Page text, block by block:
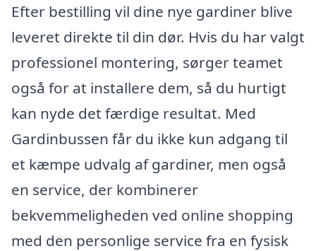
Efter bestilling vil dine nye gardiner blive
leveret direkte til din dør. Hvis du har valgt
professionel montering, sørger teamet
også for at installere dem, så du hurtigt
kan nyde det færdige resultat. Med
Gardinbussen får du ikke kun adgang til
et kæmpe udvalg af gardiner, men også
en service, der kombinerer
bekvemmeligheden ved online shopping
med den personlige service fra en fysisk